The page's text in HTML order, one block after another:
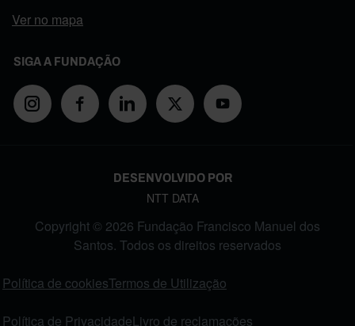
Ver no mapa
SIGA A FUNDAÇÃO
DESENVOLVIDO POR
NTT DATA
Copyright © 2026 Fundação Francisco Manuel dos
Santos. Todos os direitos reservados
Política de cookiesTermos de Utilização
Política de PrivacidadeLivro de reclamações